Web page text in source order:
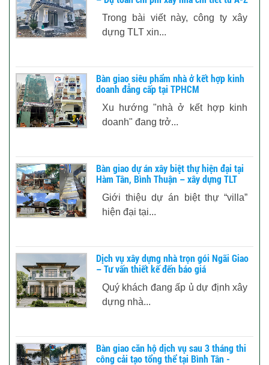
Trong bài viết này, công ty xây
dựng TLT xin...
Bàn giao siêu phẩm nhà ở kết hợp kinh
doanh đẳng cấp tại TPHCM
Xu hướng "nhà ở kết hợp kinh
doanh" đang trở...
Bàn giao dự án xây biệt thự hiện đại tại
Hàm Tân, Bình Thuận – xây dựng TLT
Giới thiệu dự án biệt thự “villa”
hiện đại tại...
Dịch vụ xây dựng nhà trọn gói Ngãi Giao
– Tư vấn thiết kế đến báo giá
Quý khách đang ấp ủ dự định xây
dựng nhà...
Bàn giao căn hộ dịch vụ sau 3 tháng thi
công cải tạo tổng thể tại Bình Tân -